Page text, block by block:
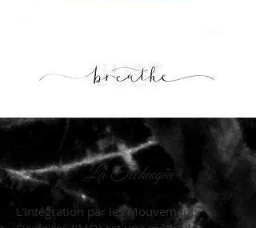
La Technique
L'Intégration par les Mouvements